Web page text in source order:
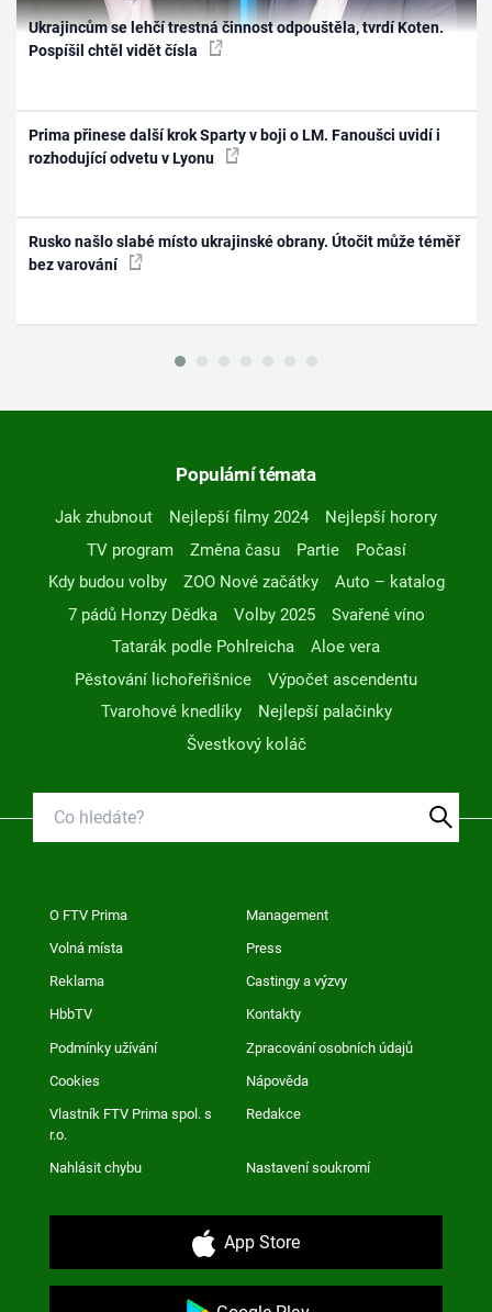
Ukrajincům se lehčí trestná činnost odpouštěla, tvrdí Koten.
Pospíšil chtěl vidět čísla
Prima přinese další krok Sparty v boji o LM. Fanoušci uvidí i
rozhodující odvetu v Lyonu
Rusko našlo slabé místo ukrajinské obrany. Útočit může téměř
bez varování
Populární témata
Jak zhubnout Nejlepší filmy 2024
Nejlepší horory
TV program
Změna času Partie
Počasí
Kdy budou volby
ZOO Nové začátky
Auto – katalog
7 pádů Honzy Dědka
Volby 2025
Svařené víno
Tatarák podle Pohlreicha
Aloe vera
Pěstování lichořeřišnice
Výpočet ascendentu
Tvarohové knedlíky
Nejlepší palačinky
Švestkový koláč
O FTV Prima Management
Volná místa Press
Reklama Castingy a výzvy
HbbTV Kontakty
Podmínky užívání Zpracování osobních údajů
Cookies Nápověda
Vlastník FTV Prima spol. s
r.o.
Redakce
Nahlásit chybu Nastavení soukromí
App Store